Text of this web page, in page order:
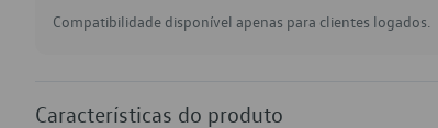
Compatibilidade disponível apenas para clientes logados.
Características do produto